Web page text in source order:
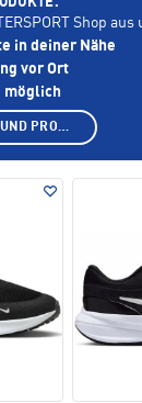
Shop aus
in deiner Nähe
vor Ort
möglich
SHOP AUSWÄHLEN UND PRODUKTE ANZEIGEN